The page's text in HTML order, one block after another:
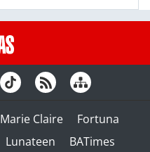
Marie Claire
Fortuna
Lunateen BATimes